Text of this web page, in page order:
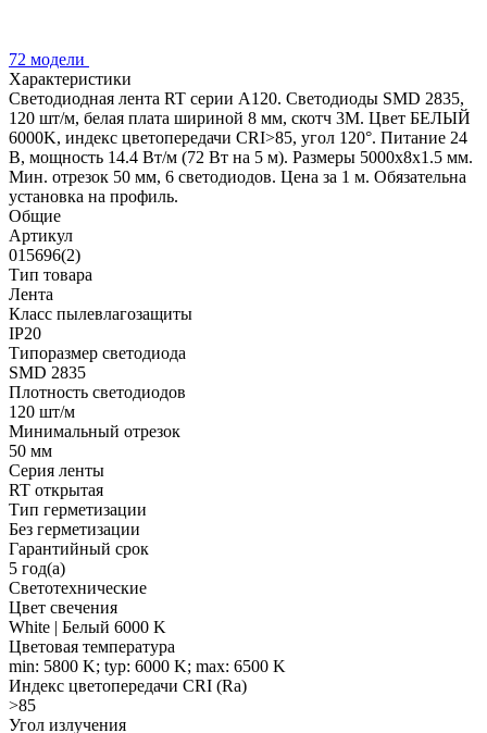
72 модели
Характеристики
Светодиодная лента RT серии A120. Светодиоды SMD 2835,
120 шт/м, белая плата шириной 8 мм, скотч 3M. Цвет БЕЛЫЙ
6000K, индекс цветопередачи CRI>85, угол 120°. Питание 24
В, мощность 14.4 Вт/м (72 Вт на 5 м). Размеры 5000x8x1.5 мм.
Мин. отрезок 50 мм, 6 светодиодов. Цена за 1 м. Обязательна
установка на профиль.
Общие
Артикул
015696(2)
Тип товара
Лента
Класс пылевлагозащиты
IP20
Типоразмер светодиода
SMD 2835
Плотность светодиодов
120 шт/м
Минимальный отрезок
50 мм
Серия ленты
RT открытая
Тип герметизации
Без герметизации
Гарантийный срок
5 год(а)
Светотехнические
Цвет свечения
White | Белый 6000 K
Цветовая температура
min: 5800 K; typ: 6000 K; max: 6500 K
Индекс цветопередачи CRI (Ra)
>85
Угол излучения